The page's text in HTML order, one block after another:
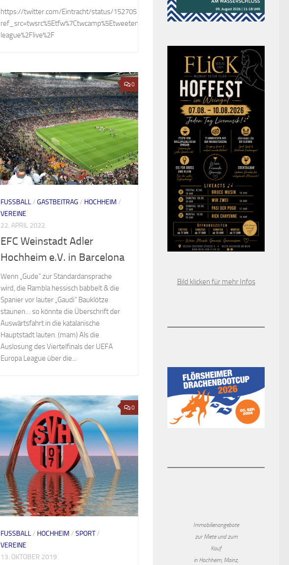
https://twitter.com/Eintracht/status/1527051324730253315?
league%2Flive%2F
0
FUSSBALL / GASTBEITRAG / HOCHHEIM /
VEREINE
22. APRIL 2022
EFC Weinstadt Adler
Hochheim e.V. in Barcelona
Wenn „Gude“ zur Standardansprache
wird, die Rambla hessisch babbelt & die
Spanier vor lauter „Gaudi“ Bauklötze
staunen… so könnte die Überschrift der
Auswärtsfahrt in die katalanische
Hauptstadt lauten. (mam) Als die
Auslosung des Viertelfinals der UEFA
Europa League über die...
0
FUSSBALL / HOCHHEIM / SPORT/
VEREINE
13. OKTOBER 2019
Bild klicken für mehr Infos
Immobilienangebote
zur Miete und zum
Kauf
in Hochheim, Mainz,